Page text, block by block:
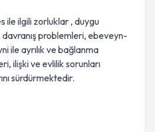
ile ilgili zorluklar , duygu
problemleri, ebeveyn-
ile ayrılık ve bağlanma
ilişki ve evlilik sorunları
sürdürmektedir.